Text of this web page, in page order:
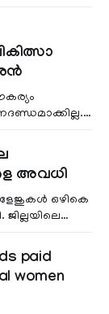
അവധി
ഒഴികെ
paid
women